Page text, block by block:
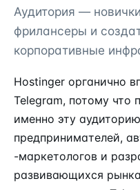
Аудитория —
фрилансеры и
корпоративные
Hostinger органично
Telegram, потому что
именно эту
предпринимателей,
-маркетологов и
развивающихся